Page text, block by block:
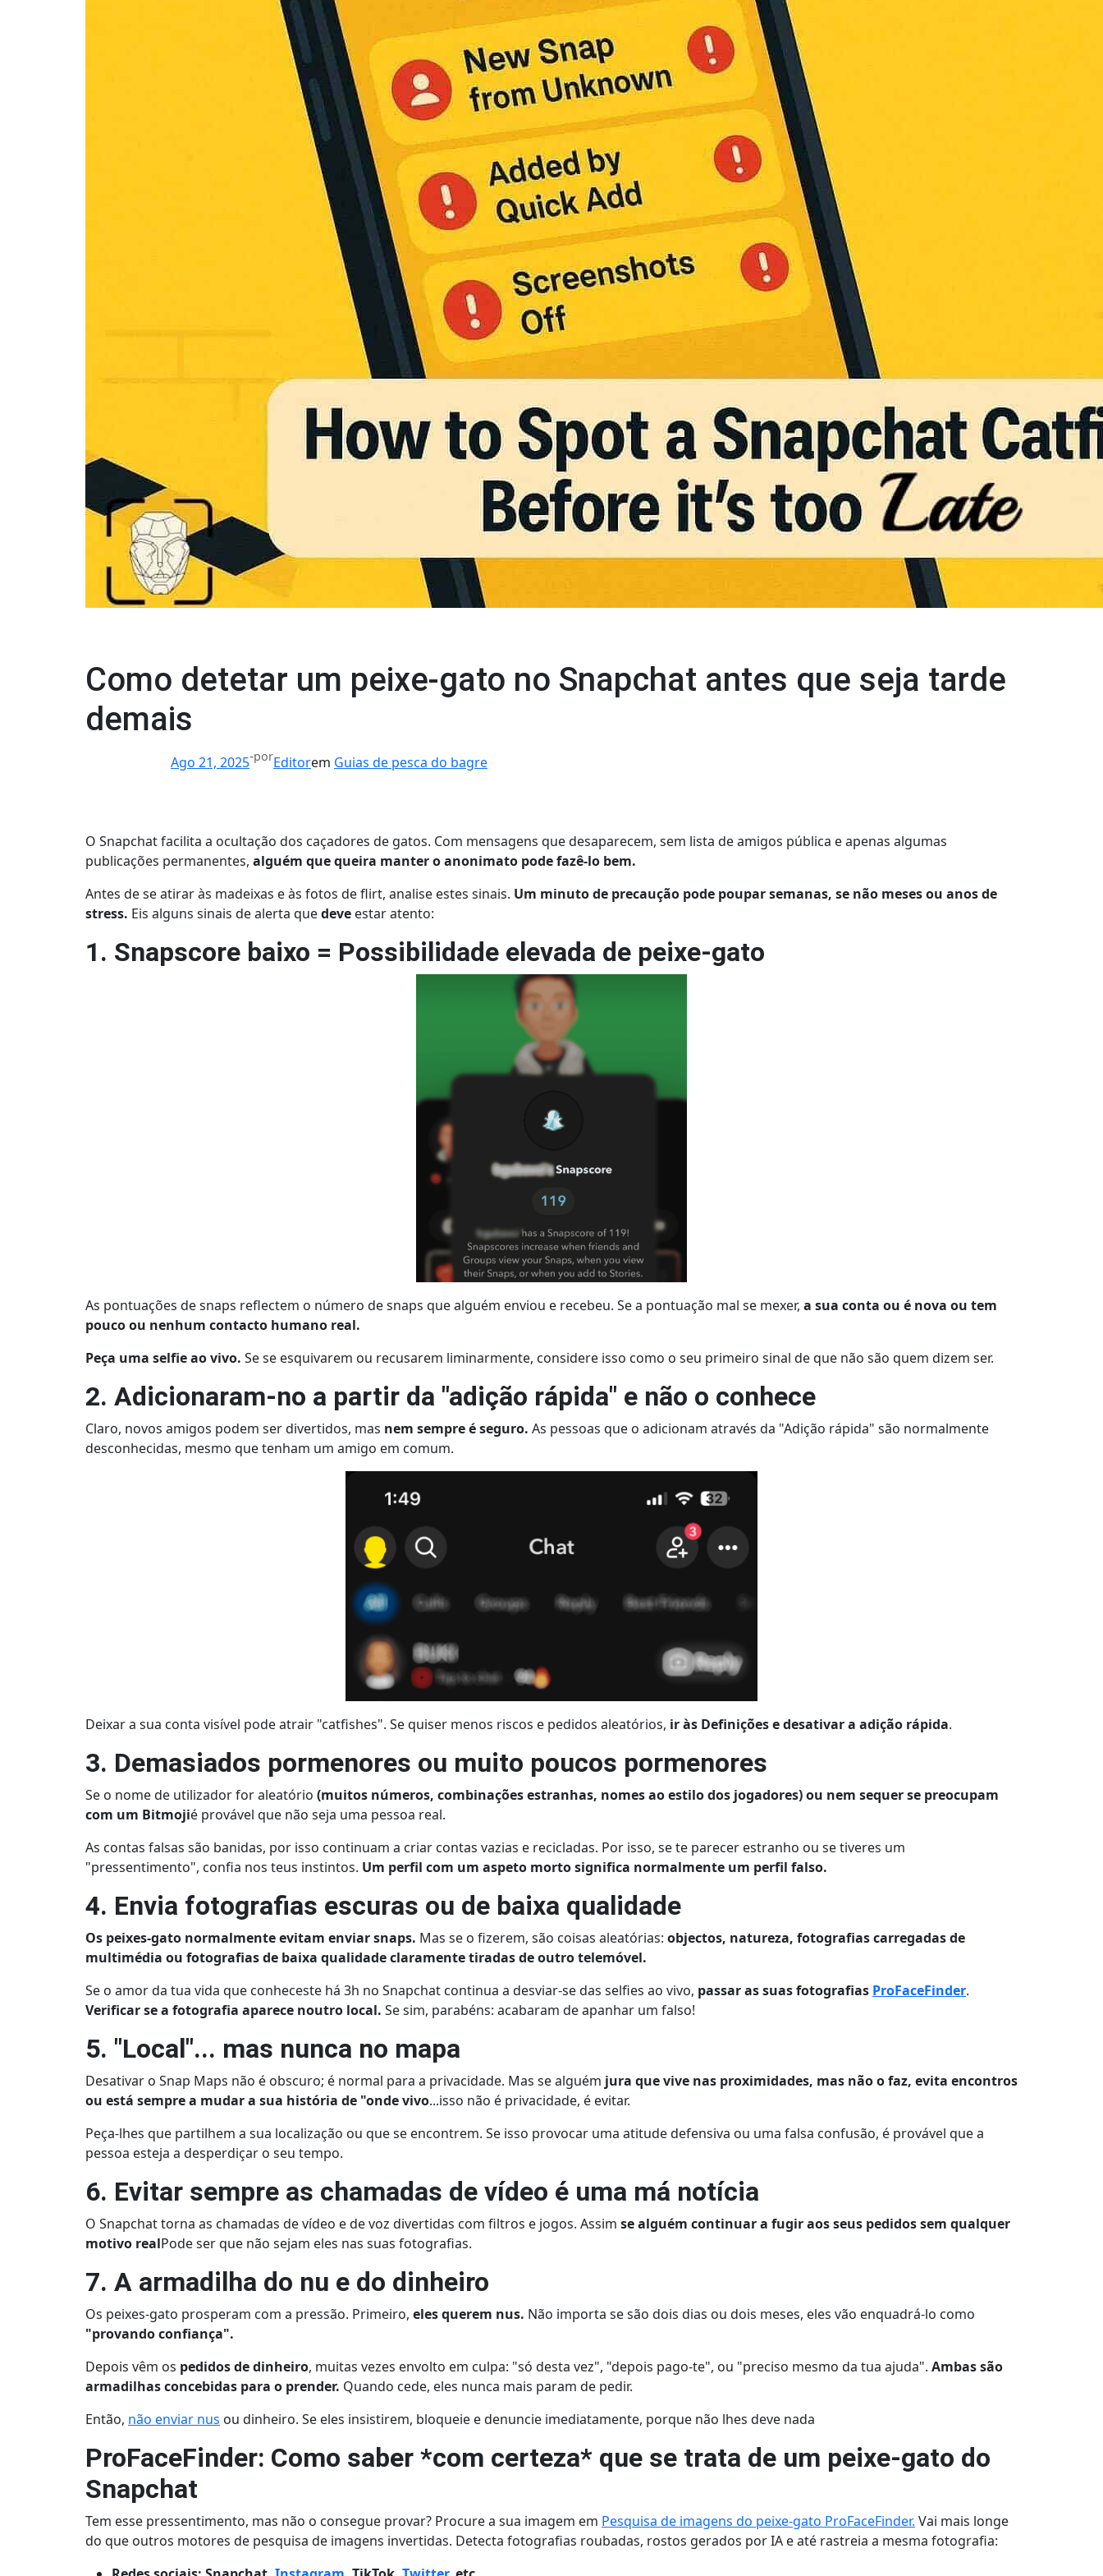
Como detetar um peixe-gato no Snapchat antes que seja tarde
demais
Ago 21, 2025-porEditorem Guias de pesca do bagre
O Snapchat facilita a ocultação dos caçadores de gatos. Com mensagens que desaparecem, sem lista de amigos pública e apenas algumas
publicações permanentes, alguém que queira manter o anonimato pode fazê-lo bem.
Antes de se atirar às madeixas e às fotos de flirt, analise estes sinais. Um minuto de precaução pode poupar semanas, se não meses ou anos de
stress. Eis alguns sinais de alerta quedeve estar atento:
1. Snapscore baixo = Possibilidade elevada de peixe-gato
As pontuações de snaps reflectem o número de snaps que alguém enviou e recebeu. Se a pontuação mal se mexer, a sua conta ou é nova ou tem
pouco ou nenhum contacto humano real.
Peça uma selfie ao vivo. Se se esquivarem ou recusarem liminarmente, considere isso como o seu primeiro sinal de que não são quem dizem ser.
2. Adicionaram-no a partir da "adição rápida" e não o conhece
Claro, novos amigos podem ser divertidos, mas nem sempre é seguro. As pessoas que o adicionam através da "Adição rápida" são normalmente
desconhecidas, mesmo que tenham um amigo em comum.
Deixar a sua conta visível pode atrair "catfishes". Se quiser menos riscos e pedidos aleatórios, ir às Definições e desativar a adição rápida.
3. Demasiados pormenores ou muito poucos pormenores
Se o nome de utilizador for aleatório (muitos números, combinações estranhas, nomes ao estilo dos jogadores) ou nem sequer se preocupam
com um Bitmojié provável que não seja uma pessoa real.
As contas falsas são banidas, por isso continuam a criar contas vazias e recicladas. Por isso, se te parecer estranho ou se tiveres um
"pressentimento", confia nos teus instintos. Um perfil com um aspeto morto significa normalmente um perfil falso.
4. Envia fotografias escuras ou de baixa qualidade
Os peixes-gato normalmente evitam enviar snaps. Mas se o fizerem, são coisas aleatórias: objectos, natureza, fotografias carregadas de
multimédia ou fotografias de baixa qualidade claramente tiradas de outro telemóvel.
Se o amor da tua vida que conheceste há 3h no Snapchat continua a desviar-se das selfies ao vivo, passar as suas fotografias ProFaceFinder.
Verificar se a fotografia aparece noutro local. Se sim, parabéns: acabaram de apanhar um falso!
5. "Local"... mas nunca no mapa
Desativar o Snap Maps não é obscuro; é normal para a privacidade. Mas se alguém jura que vive nas proximidades, mas não o faz, evita encontros
ou está sempre a mudar a sua história de "onde vivo...isso não é privacidade, é evitar.
Peça-lhes que partilhem a sua localização ou que se encontrem. Se isso provocar uma atitude defensiva ou uma falsa confusão, é provável que a
pessoa esteja a desperdiçar o seu tempo.
6. Evitar sempre as chamadas de vídeo é uma má notícia
O Snapchat torna as chamadas de vídeo e de voz divertidas com filtros e jogos. Assim se alguém continuar a fugir aos seus pedidos sem qualquer
motivo realPode ser que não sejam eles nas suas fotografias.
7. A armadilha do nu e do dinheiro
Os peixes-gato prosperam com a pressão. Primeiro, eles querem nus. Não importa se são dois dias ou dois meses, eles vão enquadrá-lo como
"provando confiança".
Depois vêm os pedidos de dinheiro, muitas vezes envolto em culpa: "só desta vez", "depois pago-te", ou "preciso mesmo da tua ajuda". Ambas são
armadilhas concebidas para o prender. Quando cede, eles nunca mais param de pedir.
Então, não enviar nus ou dinheiro. Se eles insistirem, bloqueie e denuncie imediatamente, porque não lhes deve nada
ProFaceFinder: Como saber *com certeza* que se trata de um peixe-gato do
Snapchat
Tem esse pressentimento, mas não o consegue provar? Procure a sua imagem em Pesquisa de imagens do peixe-gato ProFaceFinder. Vai mais longe
do que outros motores de pesquisa de imagens invertidas. Detecta fotografias roubadas, rostos gerados por IA e até rastreia a mesma fotografia: